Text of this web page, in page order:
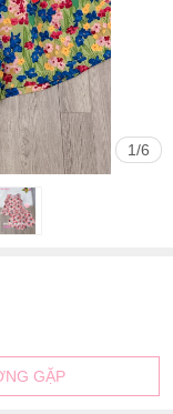
1/6
GẶP